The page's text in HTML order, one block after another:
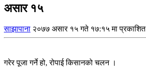
असार १५
साझापाना २०७७ असार १५ गते १७:१५ मा प्रकाशित
गरेर पूजा गर्ने हो, रोपाई किसानको चलन ।